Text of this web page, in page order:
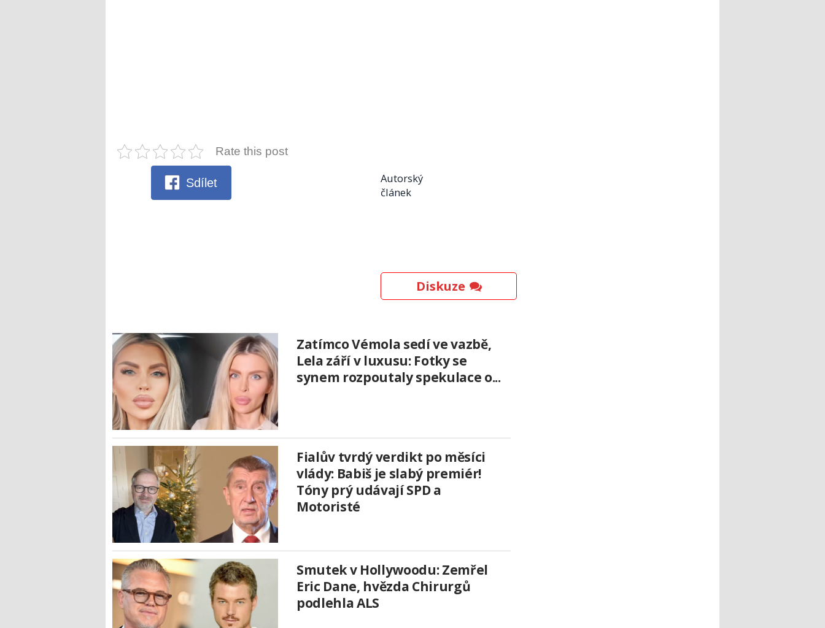
Rate this post
Sdílet
Autorský
článek
Diskuze
Zatímco Vémola sedí ve vazbě,
Lela září v luxusu: Fotky se
synem rozpoutaly spekulace o...
Fialův tvrdý verdikt po měsíci
vlády: Babiš je slabý premiér!
Tóny prý udávají SPD a
Motoristé
Smutek v Hollywoodu: Zemřel
Eric Dane, hvězda Chirurgů
podlehla ALS